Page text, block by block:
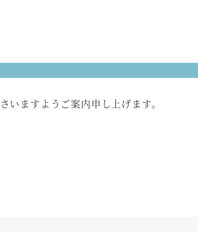
ますようご案内申し上げます。